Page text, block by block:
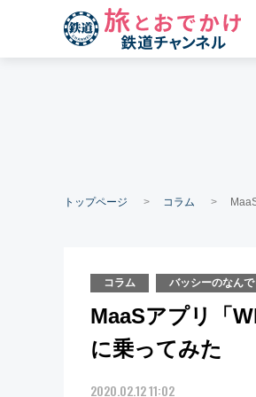
トップページ コラム
コラム バッシーのなん
MaaSアプリ「
に乗ってみた
2020.02.12 11:02